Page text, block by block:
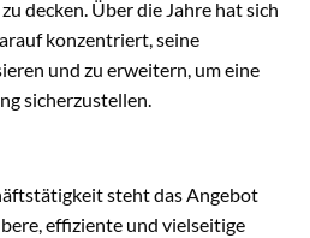
decken. Über die Jahre hat sich
konzentriert, seine
und zu erweitern, um eine
sicherzustellen.
steht das Angebot
effiziente und vielseitige